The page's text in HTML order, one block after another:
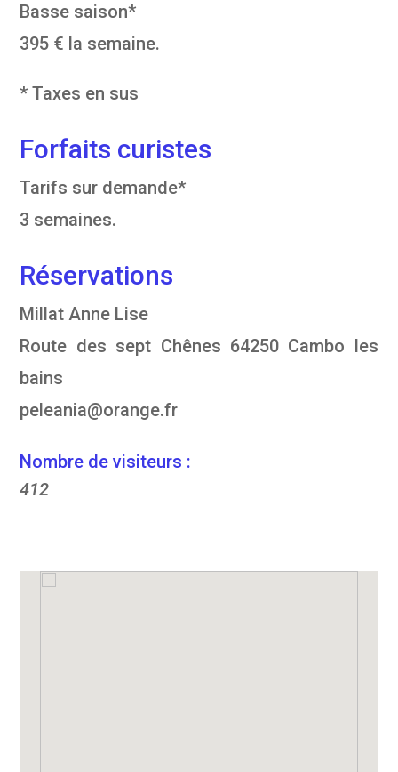
Basse saison*
395 € la semaine.
* Taxes en sus
Forfaits curistes
Tarifs sur demande*
3 semaines.
Réservations
Millat Anne Lise
Route des sept Chênes 64250 Cambo les
bains
peleania@orange.fr
Nombre de visiteurs :
412